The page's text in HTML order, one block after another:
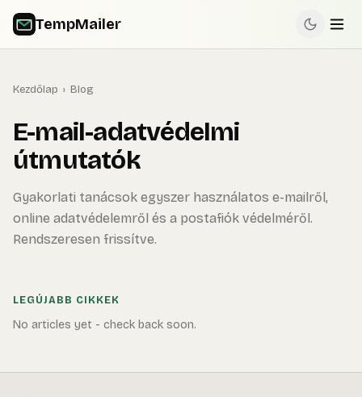
TempMailer
Kezdőlap › Blog
E-mail-adatvédelmi
útmutatók
Gyakorlati tanácsok egyszer használatos e-mailről,
online adatvédelemről és a postafiók védelméről.
Rendszeresen frissítve.
LEGÚJABB CIKKEK
No articles yet - check back soon.